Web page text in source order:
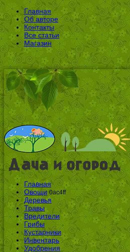
Главная
Об авторе
Контакты
Все статьи
Магазин
Главная
Овощи 0ac4ff
Деревья
Травы
Вредители
Грибы
Кустарники
Инвентарь
Удобрения